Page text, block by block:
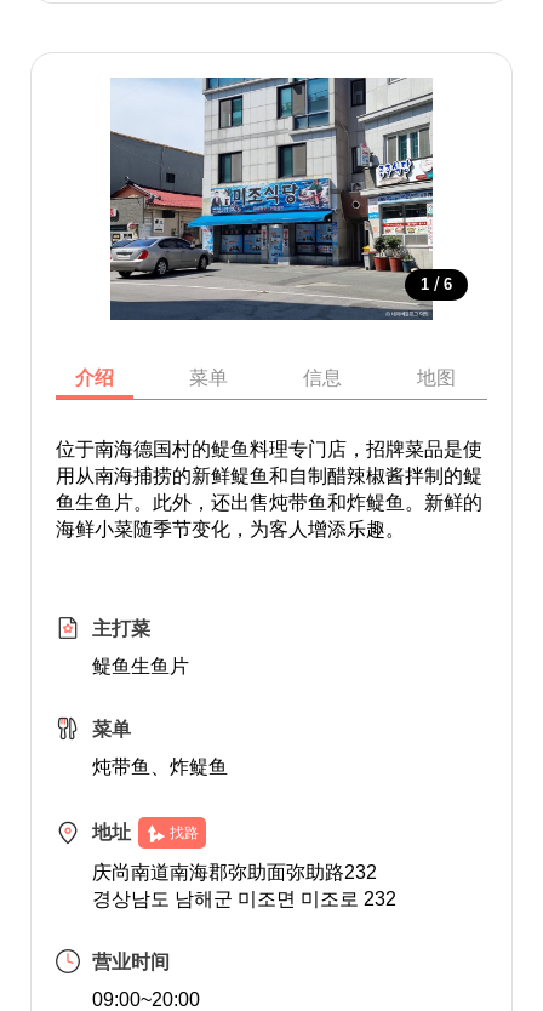
1 / 6
介绍 菜单 信息 地图
位于南海德国村的鳀鱼料理专门店，招牌菜品是使
用从南海捕捞的新鲜鳀鱼和自制醋辣椒酱拌制的鳀
鱼生鱼片。此外，还出售炖带鱼和炸鳀鱼。新鲜的
海鲜小菜随季节变化，为客人增添乐趣。
主打菜
鳀鱼生鱼片
菜单
炖带鱼、炸鳀鱼
地址 找路
庆尚南道南海郡弥助面弥助路232
경상남도 남해군 미조면 미조로 232
营业时间
09:00~20:00